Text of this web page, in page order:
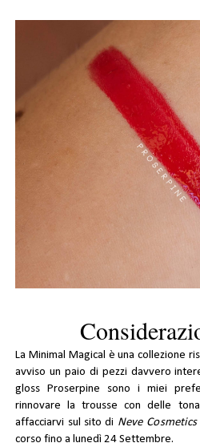
La Minimal Magical è una collezione
avviso un paio di pezzi davvero
gloss Proserpine sono i miei
rinnovare la trousse con delle
affacciarvi sul sito di Neve Cosmetics
corso fino a lunedì 24 Settembre.